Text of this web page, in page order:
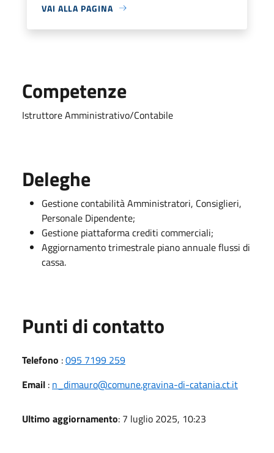
VAI ALLA PAGINA
Competenze
Istruttore Amministrativo/Contabile
Deleghe
Gestione contabilità Amministratori, Consiglieri,
Personale Dipendente;
Gestione piattaforma crediti commerciali;
Aggiornamento trimestrale piano annuale flussi di
cassa.
Punti di contatto
Telefono :095 7199 259
Email : n_dimauro@comune.gravina-di-catania.ct.it
Ultimo aggiornamento: 7 luglio 2025, 10:23